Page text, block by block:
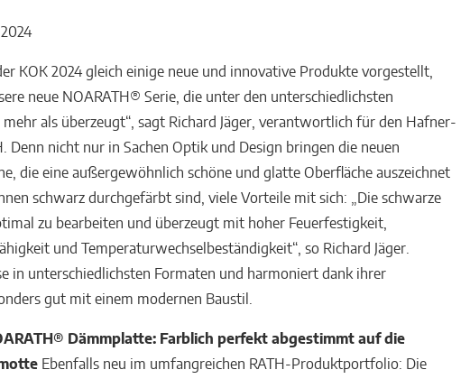
KOK 2024 gleich einige neue und innovative Produkte vorgestellt,
neue NOARATH® Serie, die unter den unterschiedlichsten
als überzeugt“, sagt Richard Jäger, verantwortlich für den Hafner-
Denn nicht nur in Sachen Optik und Design bringen die neuen
die eine außergewöhnlich schöne und glatte Oberfläche auszeichnet
schwarz durchgefärbt sind, viele Vorteile mit sich: „Die schwarze
zu bearbeiten und überzeugt mit hoher Feuerfestigkeit,
und Temperaturwechselbeständigkeit“, so Richard Jäger.
in unterschiedlichsten Formaten und harmoniert dank ihrer
gut mit einem modernen Baustil.
Dämmplatte: Farblich perfekt abgestimmt auf die
Ebenfalls neu im umfangreichen RATH-Produktportfolio: Die